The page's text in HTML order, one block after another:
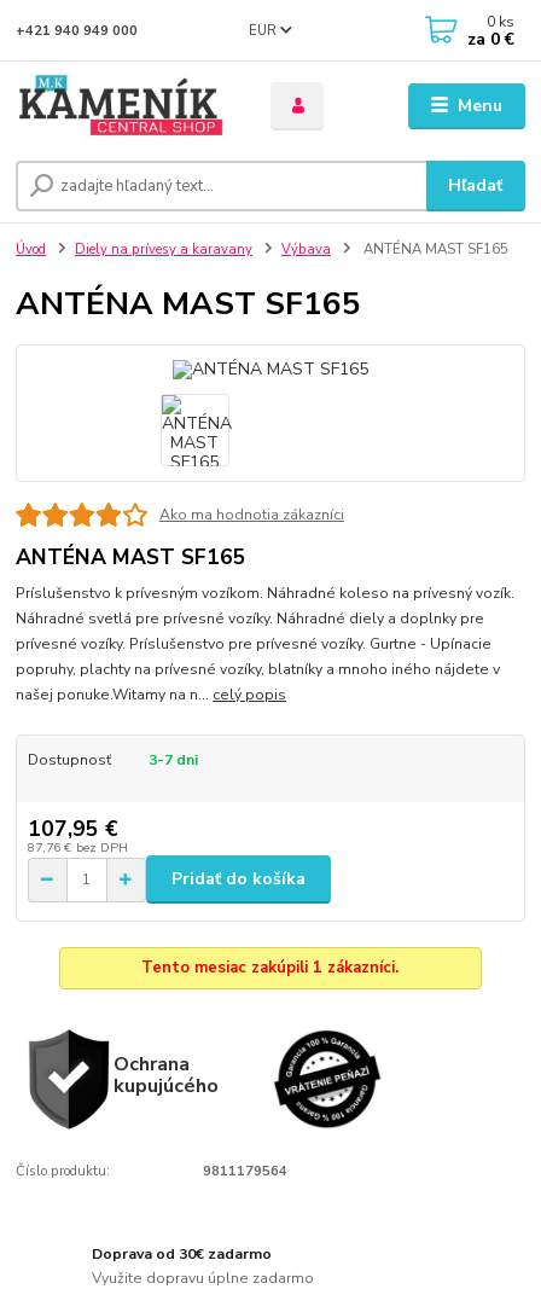
Menu
EUR
Hľadať
+421 940 949 000 0 ks
za 0 €
Úvod Diely na prívesy a karavany Výbava ANTÉNA MAST SF165
ANTÉNA MAST SF165
Ako ma hodnotia zákazníci
ANTÉNA MAST SF165
Príslušenstvo k prívesným vozíkom. Náhradné koleso na prívesný vozík.
Náhradné svetlá pre prívesné vozíky. Náhradné diely a doplnky pre
prívesné vozíky. Príslušenstvo pre prívesné vozíky. Gurtne - Upínacie
popruhy, plachty na prívesné vozíky, blatníky a mnoho iného nájdete v
našej ponuke.Witamy na n... celý popis
Dostupnosť 3-7 dni
107,95 €
87,76 € bez DPH
Pridať do košíka
Tento mesiac zakúpili 1 zákazníci.
Ochrana
kupujúcého
Číslo produktu: 9811179564
Doprava od 30€ zadarmo
Využite dopravu úplne zadarmo